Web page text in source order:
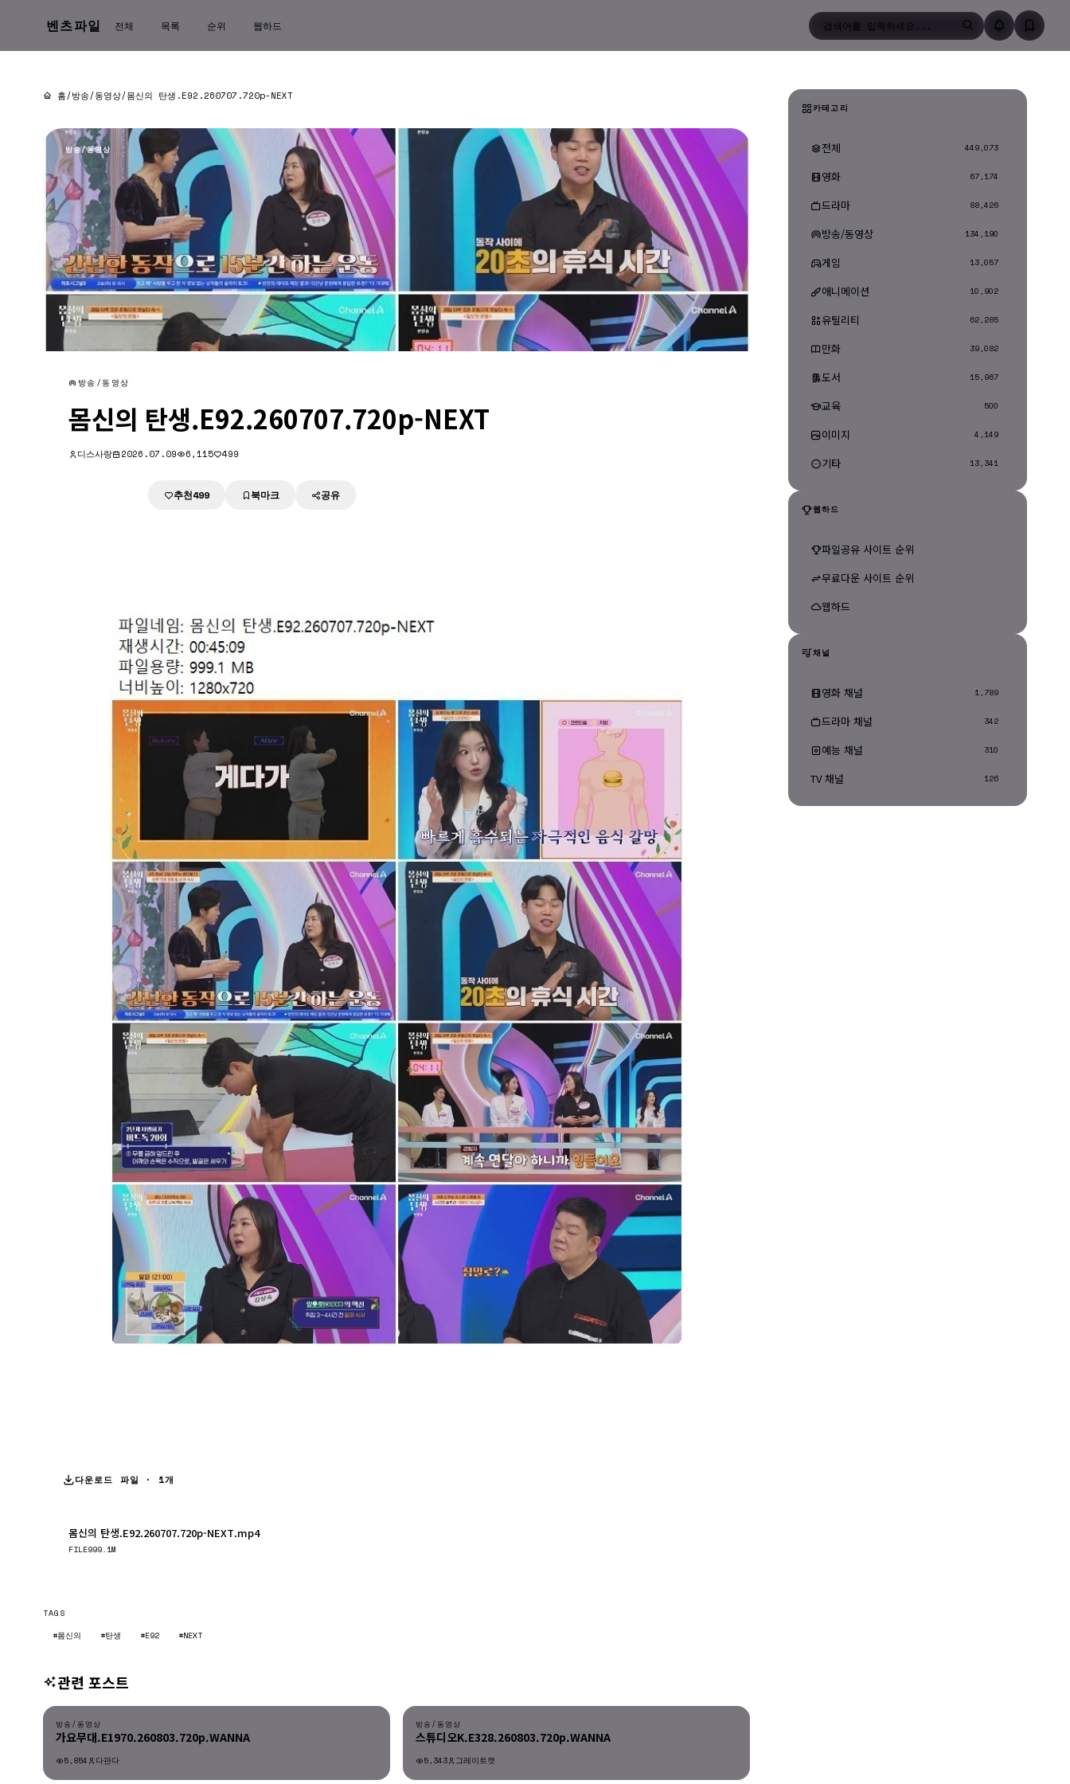
벤츠파일 전체 목록 순위 웹하드 검색
홈/방송/동영상/몸신의 탄생.E92.260707.720p-NEXT
방송/동영상
방송/동영상
몸신의 탄생.E92.260707.720p-NEXT
디스사랑 2026.07.09 6,115 499
추천499 북마크 공유
다운로드 파일 · 1개
몸신의 탄생.E92.260707.720p-NEXT.mp4
FILE999.1M
TAGS
#몸신의
#탄생 #E92 #NEXT
관련 포스트
방송/동영상
방송/동영상
가요무대.E1970.260803.720p.WANNA
5,854 다판다
방송/동영상
스튜디오K.E328.260803.720p.WANNA
5,343 그레이트캣
카테고리
전체 449,073
영화 67,174
드라마 88,426
방송/동영상 134,190
게임 13,057
애니메이션 10,902
유틸리티 62,285
만화 39,082
도서 15,967
교육 500
이미지 4,149
기타 13,341
웹하드
파일공유 사이트 순위
무료다운 사이트 순위
웹하드
채널
영화 채널 1,789
드라마 채널 342
예능 채널 310
TV 채널 126